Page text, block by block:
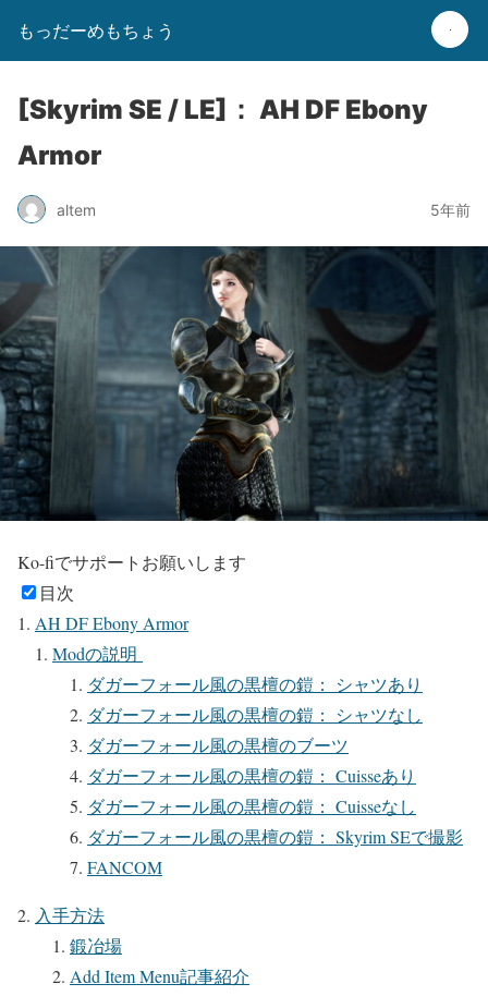
もっだーめもちょう
[Skyrim SE / LE]： AH DF Ebony
Armor
altem 5年前
Ko-fiでサポートお願いします
目次
AH DF Ebony Armor
Modの説明
ダガーフォール風の黒檀の鎧： シャツあり
ダガーフォール風の黒檀の鎧： シャツなし
ダガーフォール風の黒檀のブーツ
ダガーフォール風の黒檀の鎧： Cuisseあり
ダガーフォール風の黒檀の鎧： Cuisseなし
ダガーフォール風の黒檀の鎧： Skyrim SEで撮影
FANCOM
入手方法
鍛冶場
Add Item Menu記事紹介